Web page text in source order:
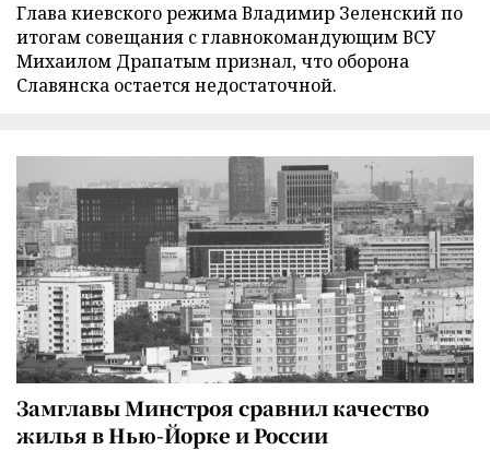
Глава киевского режима Владимир Зеленский по
итогам совещания с главнокомандующим ВСУ
Михаилом Драпатым признал, что оборона
Славянска остается недостаточной.
Замглавы Минстроя сравнил качество
жилья в Нью-Йорке и России